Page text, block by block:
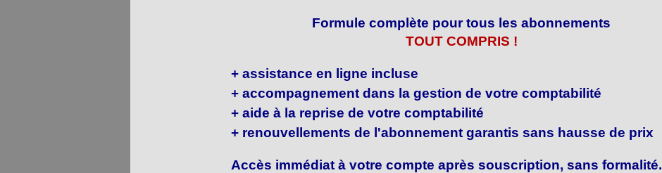
Formule complète pour tous les abonnements
TOUT COMPRIS !
+ assistance en ligne incluse
+ accompagnement dans la gestion de votre comptabilité
+ aide à la reprise de votre comptabilité
+ renouvellements de l'abonnement garantis sans hausse de prix
Accès immédiat à votre compte après souscription, sans formalité.